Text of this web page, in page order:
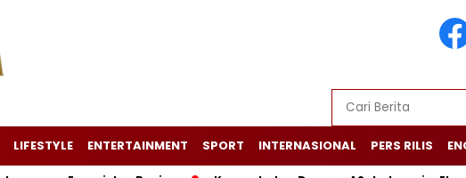
LIFESTYLE ENTERTAINMENT SPORT INTERNASIONAL PERS RILIS